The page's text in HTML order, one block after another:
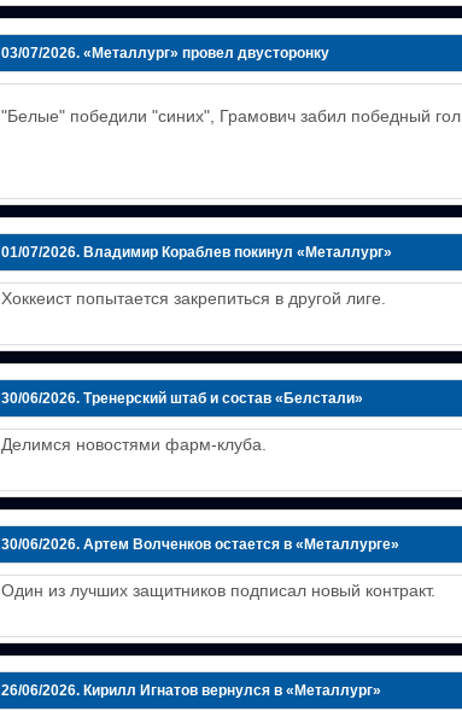
03/07/2026. «Металлург» провел двусторонку
"Белые" победили "синих", Грамович забил победный гол.
01/07/2026. Владимир Кораблев покинул «Металлург»
Хоккеист попытается закрепиться в другой лиге.
30/06/2026. Тренерский штаб и состав «Белстали»
Делимся новостями фарм-клуба.
30/06/2026. Артем Волченков остается в «Металлурге»
Один из лучших защитников подписал новый контракт.
26/06/2026. Кирилл Игнатов вернулся в «Металлург»